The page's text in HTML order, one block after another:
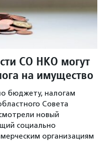
СО НКО могут
на имущество
бюджету, налогам
Совета
новый
социально
организациям